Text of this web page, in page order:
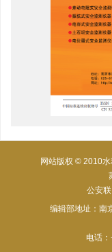
网站版权 © 2010
公安
编辑部地址：南
电话